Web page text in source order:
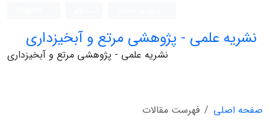
نشریه علمی - پژوهشی مرتع و آبخیزداری
نشریه علمی - پژوهشی مرتع و آبخیزداری
صفحه اصلی
فهرست مقالات